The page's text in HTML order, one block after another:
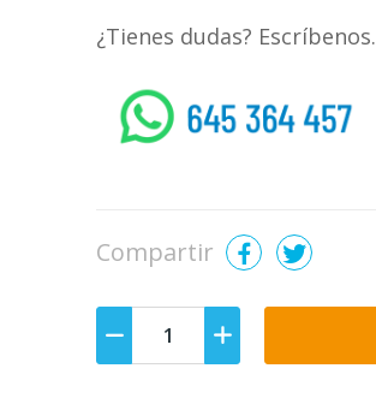
¿Tienes dudas? Escríbenos.
whatsapp
Compartir